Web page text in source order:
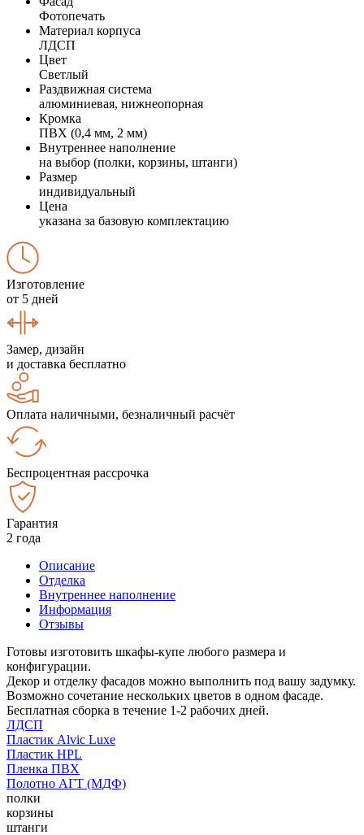
Фотопечать
Материал корпуса
ЛДСП
Цвет
Светлый
Раздвижная система
алюминиевая, нижнеопорная
Кромка
ПВХ (0,4 мм, 2 мм)
Внутреннее наполнение
на выбор (полки, корзины, штанги)
Размер
индивидуальный
Цена
указана за базовую комплектацию
Изготовление
от 5 дней
Замер, дизайн
и доставка бесплатно
Оплата наличными, безналичный расчёт
Беспроцентная рассрочка
Гарантия
2 года
Описание
Отделка
Внутреннее наполнение
Информация
Отзывы
Готовы изготовить шкафы-купе любого размера и
конфигурации.
Декор и отделку фасадов можно выполнить под вашу задумку.
Возможно сочетание нескольких цветов в одном фасаде.
Бесплатная сборка в течение 1-2 рабочих дней.
ЛДСП
Пластик Alvic Luxe
Пластик HPL
Пленка ПВХ
Полотно АГТ (МДФ)
полки
корзины
штанги